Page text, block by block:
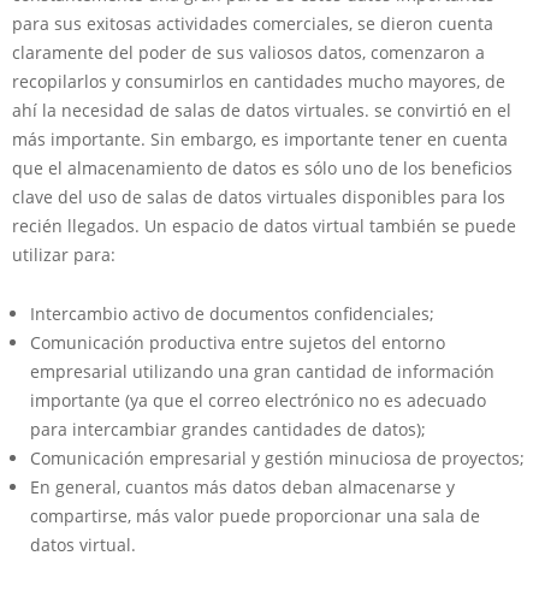
para sus exitosas actividades comerciales, se dieron cuenta
claramente del poder de sus valiosos datos, comenzaron a
recopilarlos y consumirlos en cantidades mucho mayores, de
ahí la necesidad de salas de datos virtuales. se convirtió en el
más importante. Sin embargo, es importante tener en cuenta
que el almacenamiento de datos es sólo uno de los beneficios
clave del uso de salas de datos virtuales disponibles para los
recién llegados. Un espacio de datos virtual también se puede
utilizar para:
Intercambio activo de documentos confidenciales;
Comunicación productiva entre sujetos del entorno
empresarial utilizando una gran cantidad de información
importante (ya que el correo electrónico no es adecuado
para intercambiar grandes cantidades de datos);
Comunicación empresarial y gestión minuciosa de proyectos;
En general, cuantos más datos deban almacenarse y
compartirse, más valor puede proporcionar una sala de
datos virtual.